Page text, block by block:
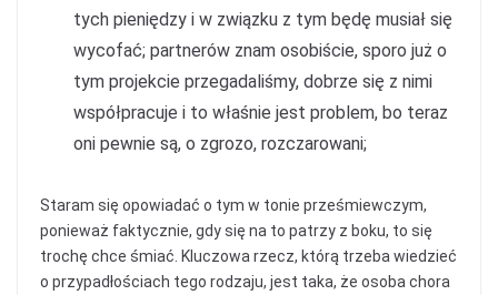
tych pieniędzy i w związku z tym będę musiał się
wycofać; partnerów znam osobiście, sporo już o
tym projekcie przegadaliśmy, dobrze się z nimi
współpracuje i to właśnie jest problem, bo teraz
oni pewnie są, o zgrozo, rozczarowani;
Staram się opowiadać o tym w tonie prześmiewczym,
ponieważ faktycznie, gdy się na to patrzy z boku, to się
trochę chce śmiać. Kluczowa rzecz, którą trzeba wiedzieć
o przypadłościach tego rodzaju, jest taka, że osoba chora